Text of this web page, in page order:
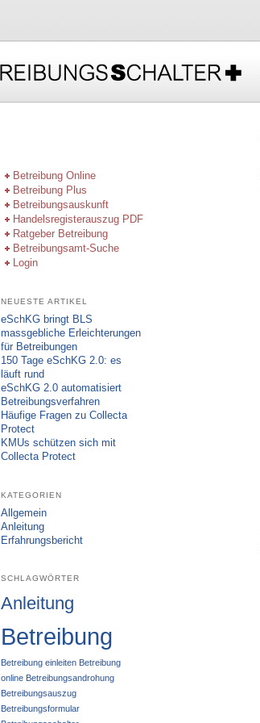
Betreibung Online
Betreibung Plus
Betreibungsauskunft
Handelsregisterauszug PDF
Ratgeber Betreibung
Betreibungsamt-Suche
Login
NEUESTE ARTIKEL
eSchKG bringt BLS
massgebliche Erleichterungen
für Betreibungen
150 Tage eSchKG 2.0: es
läuft rund
eSchKG 2.0 automatisiert
Betreibungsverfahren
Häufige Fragen zu Collecta
Protect
KMUs schützen sich mit
Collecta Protect
KATEGORIEN
Allgemein
Anleitung
Erfahrungsbericht
SCHLAGWÖRTER
Anleitung
Betreibung
Betreibung einleiten Betreibung
online Betreibungsandrohung
Betreibungsauszug
Betreibungsformular